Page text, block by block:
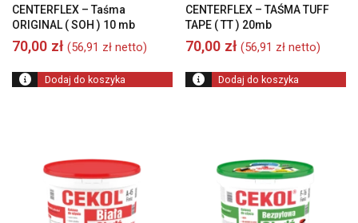
CENTERFLEX – Taśma
ORIGINAL ( SOH ) 10 mb
70,00 zł (56,91 zł netto)
Dodaj do koszyka
CENTERFLEX – TAŚMA TUFF
TAPE ( TT ) 20mb
70,00 zł (56,91 zł netto)
Dodaj do koszyka